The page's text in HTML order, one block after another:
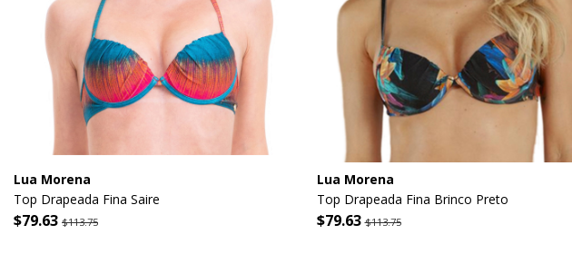
Lua Morena
Top Drapeada Fina Saire
$79.63 $113.75
Lua Morena
Top Drapeada Fina Brinco Preto
$79.63$113.75